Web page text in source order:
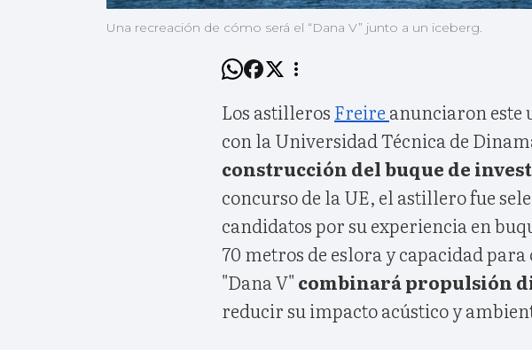
Una recreación de cómo será el “Dana V” junto a un iceberg.
Los astilleros Freire anunciaron este
con la Universidad Técnica de
construcción del buque de
concurso de la UE, el astillero fue
candidatos por su experiencia en
70 metros de eslora y capacidad
"Dana V" combinará propulsión
reducir su impacto acústico y